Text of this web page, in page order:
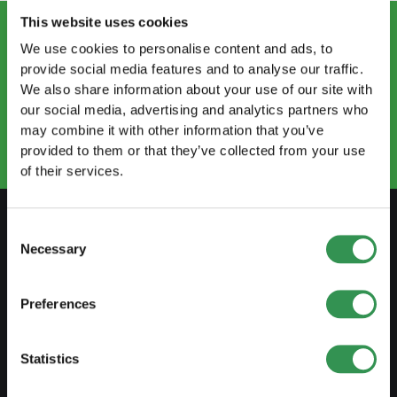
This website uses cookies
We use cookies to personalise content and ads, to
provide social media features and to analyse our traffic.
We also share information about your use of our site with
our social media, advertising and analytics partners who
may combine it with other information that you’ve
provided to them or that they’ve collected from your use
of their services.
Selection
Necessary
Preferences
Statistics
CONTACTEZ-NOUS
info.ro@startups.ch
Prendre rendez-vous
+41 22 735 96 66
SE PRÉPARER
Aspects fiscaux